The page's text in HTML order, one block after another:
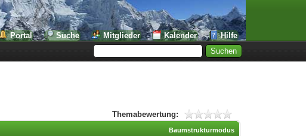
Portal Suche Mitglieder Kalender
Hilfe
Themabewertung:
Baumstrukturmodus